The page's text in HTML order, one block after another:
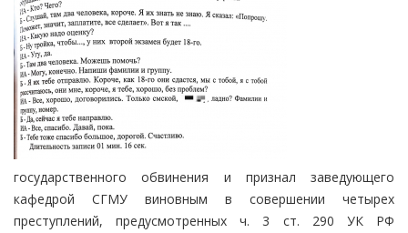
государственного обвинения и признал заведующего
кафедрой СГМУ виновным в совершении четырех
преступлений, предусмотренных ч. 3 ст. 290 УК РФ